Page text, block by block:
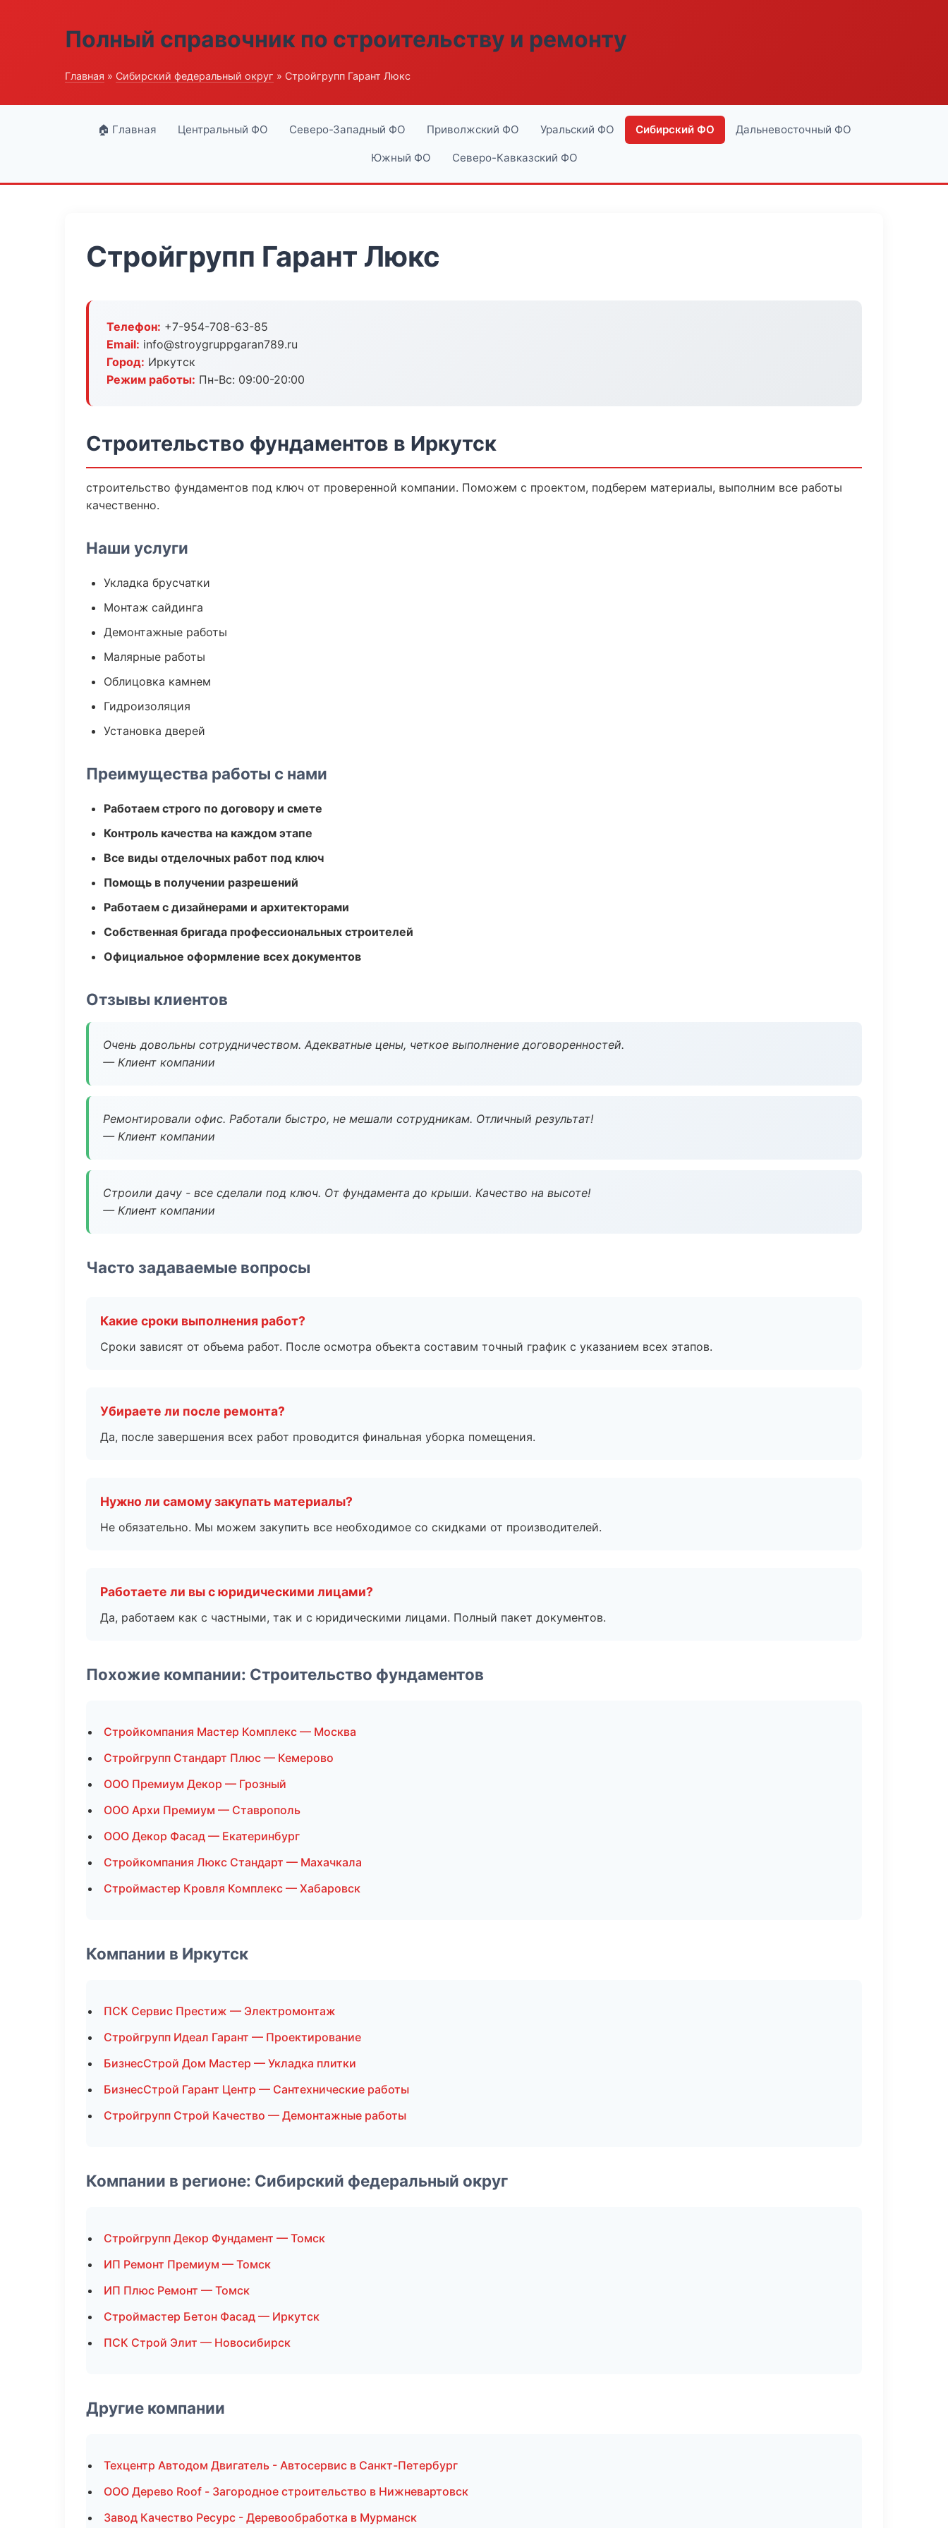
Полный справочник по строительству и ремонту
Главная » Сибирский федеральный округ » Стройгрупп Гарант Люкс
🏠 Главная Центральный ФО Северо-Западный ФО Приволжский ФО Уральский ФО Сибирский ФО Дальневосточный ФО
Южный ФО Северо-Кавказский ФО
Стройгрупп Гарант Люкс
Телефон: +7-954-708-63-85
Email: info@stroygruppgaran789.ru
Город: Иркутск
Режим работы: Пн-Вс: 09:00-20:00
Строительство фундаментов в Иркутск
строительство фундаментов под ключ от проверенной компании. Поможем с проектом, подберем материалы, выполним все работы
качественно.
Наши услуги
Укладка брусчатки
Монтаж сайдинга
Демонтажные работы
Малярные работы
Облицовка камнем
Гидроизоляция
Установка дверей
Преимущества работы с нами
Работаем строго по договору и смете
Контроль качества на каждом этапе
Все виды отделочных работ под ключ
Помощь в получении разрешений
Работаем с дизайнерами и архитекторами
Собственная бригада профессиональных строителей
Официальное оформление всех документов
Отзывы клиентов
Очень довольны сотрудничеством. Адекватные цены, четкое выполнение договоренностей.
— Клиент компании
Ремонтировали офис. Работали быстро, не мешали сотрудникам. Отличный результат!
— Клиент компании
Строили дачу - все сделали под ключ. От фундамента до крыши. Качество на высоте!
— Клиент компании
Часто задаваемые вопросы
Какие сроки выполнения работ?
Сроки зависят от объема работ. После осмотра объекта составим точный график с указанием всех этапов.
Убираете ли после ремонта?
Да, после завершения всех работ проводится финальная уборка помещения.
Нужно ли самому закупать материалы?
Не обязательно. Мы можем закупить все необходимое со скидками от производителей.
Работаете ли вы с юридическими лицами?
Да, работаем как с частными, так и с юридическими лицами. Полный пакет документов.
Похожие компании: Строительство фундаментов
Стройкомпания Мастер Комплекс — Москва
Стройгрупп Стандарт Плюс — Кемерово
ООО Премиум Декор — Грозный
ООО Архи Премиум — Ставрополь
ООО Декор Фасад — Екатеринбург
Стройкомпания Люкс Стандарт — Махачкала
Строймастер Кровля Комплекс — Хабаровск
Компании в Иркутск
ПСК Сервис Престиж — Электромонтаж
Стройгрупп Идеал Гарант — Проектирование
БизнесСтрой Дом Мастер — Укладка плитки
БизнесСтрой Гарант Центр — Сантехнические работы
Стройгрупп Строй Качество — Демонтажные работы
Компании в регионе: Сибирский федеральный округ
Стройгрупп Декор Фундамент — Томск
ИП Ремонт Премиум — Томск
ИП Плюс Ремонт — Томск
Строймастер Бетон Фасад — Иркутск
ПСК Строй Элит — Новосибирск
Другие компании
Техцентр Автодом Двигатель - Автосервис в Санкт-Петербург
ООО Дерево Roof - Загородное строительство в Нижневартовск
Завод Качество Ресурс - Деревообработка в Мурманск